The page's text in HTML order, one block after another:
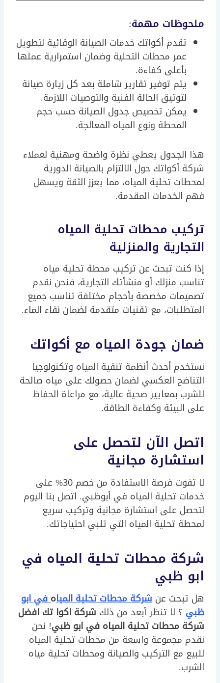
ملحوظات مهمة:
تقدم أكواتك خدمات الصيانة الوقائية لتطويل
عمر محطات التحلية وضمان استمرارية عملها
بأعلى كفاءة.
يتم توفير تقارير شاملة بعد كل زيارة صيانة
لتوثيق الحالة الفنية والتوصيات اللازمة.
يمكن تخصيص جدول الصيانة حسب حجم
المحطة ونوع المياه المعالجة.
هذا الجدول يعطي نظرة واضحة ومهنية لعملاء
شركة أكواتك حول الالتزام بالصيانة الدورية
لمحطات تحلية المياه، مما يعزز الثقة ويسهل
فهم الخدمات المقدمة.
تركيب محطات تحلية المياه
التجارية والمنزلية
إذا كنت تبحث عن تركيب محطة تحلية مياه
تناسب منزلك أو منشأتك التجارية، فنحن نقدم
تصميمات مخصصة بأحجام مختلفة تناسب جميع
المتطلبات، مع تقنيات متقدمة لضمان نقاء الماء.
ضمان جودة المياه مع أكواتك
نستخدم أحدث أنظمة تنقية المياه وتكنولوجيا
التناضح العكسي لضمان حصولك على مياه صالحة
للشرب بمعايير صحية عالية، مع مراعاة الحفاظ
على البيئة وكفاءة الطاقة.
اتصل الآن لتحصل على
استشارة مجانية
لا تفوت فرصة الاستفادة من خصم 30% على
خدمات تحلية المياه في أبوظبي. اتصل بنا اليوم
لتحصل على استشارة مجانية وتركيب سريع
لمحطة تحلية المياه التي تلبي احتياجاتك.
شركة محطات تحلية المياه في
ابو ظبي
هل تبحث عن شركة محطات تحلية المياهفي ابو
ظبي ؟ لا تنظر أبعد من ذلك شركة اكوا تك افضل
شركة محطات تحلية المياه في ابو ظبي! نحن
نقدم مجموعة واسعة من محطات تحلية المياه
للبيع مع التركيب والصيانة ومحطات تحلية مياه
الشرب.